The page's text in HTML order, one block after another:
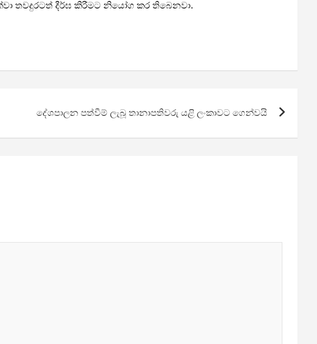
තවදුරටත් දීර්ඝ කිරීමට නියෝග කර තිබෙනවා.
දේශපාලන පත්වීම් ලැබූ තානාපතිවරු යළි ලංකාවට ගෙන්වයි